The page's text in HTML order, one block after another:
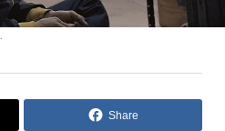
Share